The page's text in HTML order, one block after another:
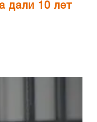
дали 10 лет